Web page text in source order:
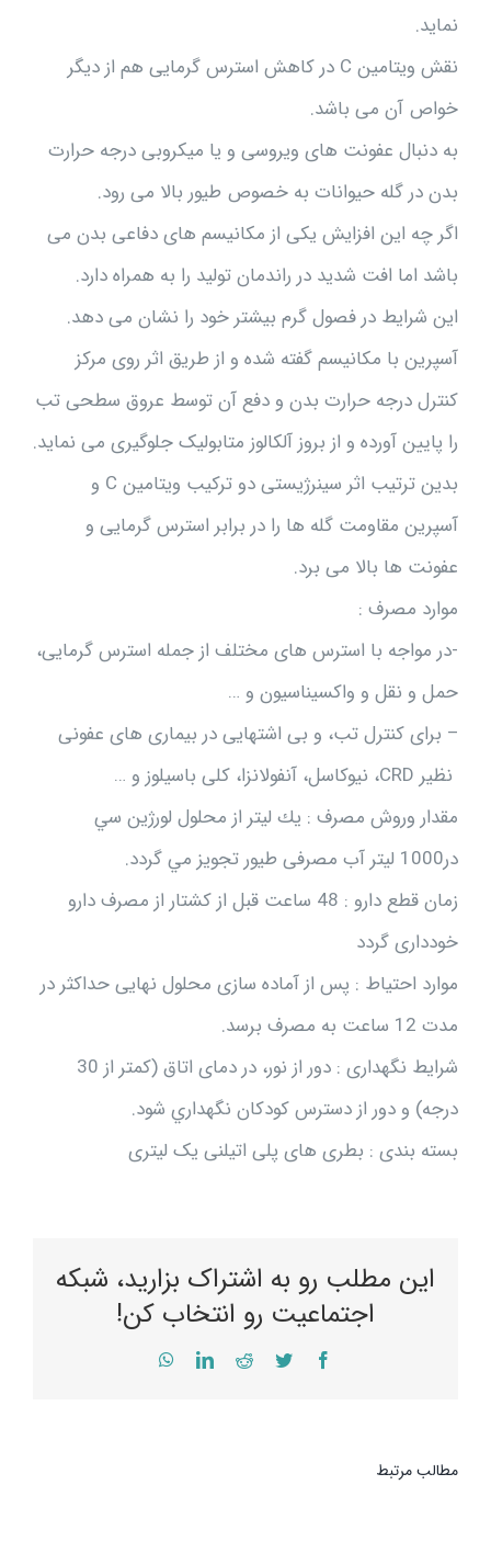
نماید.
نقش ویتامین C در کاهش استرس گرمایی هم از دیگر
خواص آن می باشد.
به دنبال عفونت های ویروسی و یا میکروبی درجه حرارت
بدن در گله حیوانات به خصوص طیور بالا می رود.
اگر چه این افزایش یکی از مکانیسم های دفاعی بدن می
باشد اما افت شدید در راندمان تولید را به همراه دارد.
این شرایط در فصول گرم بیشتر خود را نشان می دهد.
آسپرین با مکانیسم گفته شده و از طریق اثر روی مرکز
کنترل درجه حرارت بدن و دفع آن توسط عروق سطحی تب
را پایین آورده و از بروز آلکالوز متابولیک جلوگیری می نماید.
بدین ترتیب اثر سینرژیستی دو ترکیب ویتامین C و
آسپرین مقاومت گله ها را در برابر استرس گرمایی و
عفونت ها بالا می برد.
موارد مصرف :
-در مواجه با استرس های مختلف از جمله استرس گرمایی،
حمل و نقل و واکسیناسیون و …
– برای کنترل تب، و بی اشتهایی در بیماری های عفونی
نظیر CRD، نیوکاسل، آنفولانزا، کلی باسیلوز و …
مقدار وروش مصرف : يك ليتر از محلول لورژین سي
در1000 ليتر آب مصرفی طیور تجويز مي گردد.
زمان قطع دارو : 48 ساعت قبل از کشتار از مصرف دارو
خودداری گردد
موارد احتیاط : پس از آماده سازی محلول نهایی حداکثر در
مدت 12 ساعت به مصرف برسد.
شرایط نگهداری : دور از نور، در دمای اتاق (کمتر از 30
درجه) و دور از دسترس کودکان نگهداري شود.
بسته بندی : بطری های پلی اتیلنی یک لیتری
این مطلب رو به اشتراک بزارید، شبکه
اجتماعیت رو انتخاب کن!
Facebook
Twitter
Reddit
LinkedIn
WhatsApp
مطالب مرتبط